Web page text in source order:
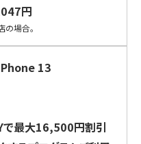
円
場合。
13
で最大16,500円割引